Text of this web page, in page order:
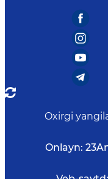
Oxirgi
Onlayn: 23